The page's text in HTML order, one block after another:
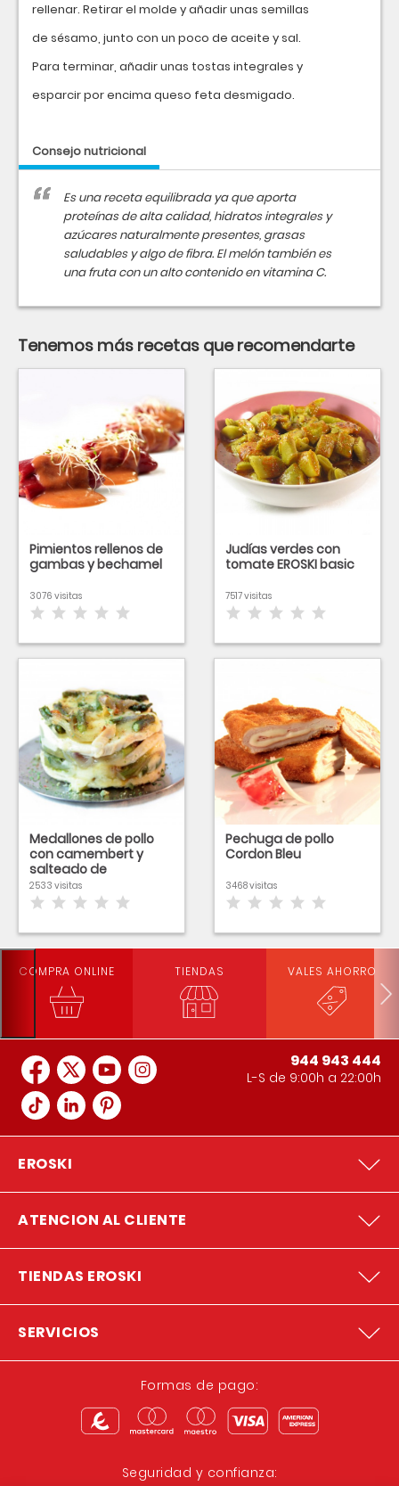
rellenar. Retirar el molde y añadir unas semillas
de sésamo, junto con un poco de aceite y sal.
Para terminar, añadir unas tostas integrales y
esparcir por encima queso feta desmigado.
Consejo nutricional
Es una receta equilibrada ya que aporta
proteínas de alta calidad, hidratos integrales y
azúcares naturalmente presentes, grasas
saludables y algo de fibra. El melón también es
una fruta con un alto contenido en vitamina C.
Tenemos más recetas que recomendarte
Pimientos rellenos de
gambas y bechamel
3076 visitas
Judías verdes con
tomate EROSKI basic
7517 visitas
Medallones de pollo
con camembert y
salteado de
espárragos trigueros
2533 visitas
Pechuga de pollo
Cordon Bleu
3468 visitas
COMPRA ONLINE TIENDAS VALES AHORRO
944 943 444
L-S de 9:00h a 22:00h
EROSKI
ATENCION AL CLIENTE
TIENDAS EROSKI
SERVICIOS
Formas de pago:
Seguridad y confianza: